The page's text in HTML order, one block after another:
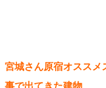
宮城さん原宿オスス
事で出てきた建物